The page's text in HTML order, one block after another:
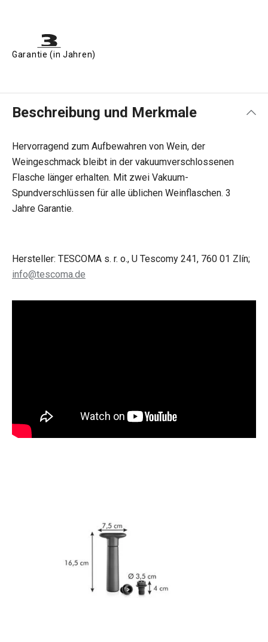
Garantie (in Jahren)
Beschreibung und Merkmale
Hervorragend zum Aufbewahren von Wein, der
Weingeschmack bleibt in der vakuumverschlossenen
Flasche länger erhalten. Mit zwei Vakuum-
Spundverschlüssen für alle üblichen Weinflaschen. 3
Jahre Garantie.
Hersteller: TESCOMA s. r. o., U Tescomy 241, 760 01 Zlín;
info@tescoma.de